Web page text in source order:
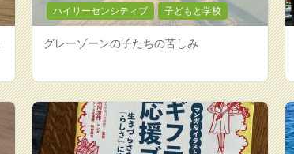
ハイリーセンシティブ
子どもと学校
グレーゾーンの子たちの苦しみ